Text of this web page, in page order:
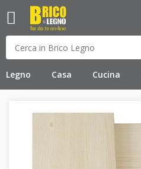
Legno Casa Cucina